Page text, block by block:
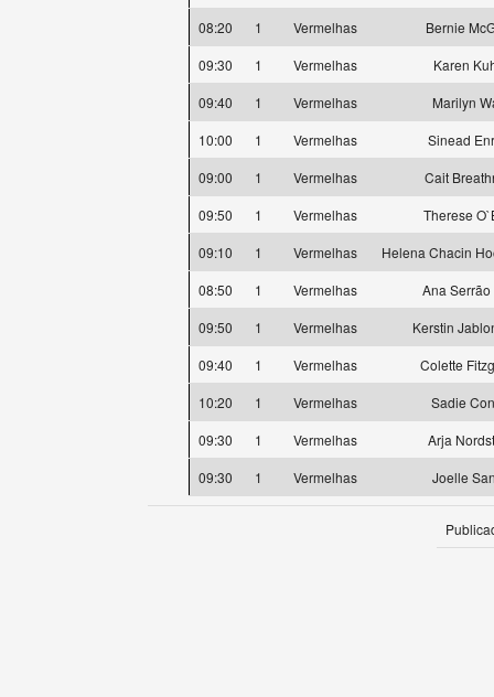
08:20
1 Vermelhas
Bernie
09:30
1 Vermelhas
Karen
09:40
1 Vermelhas
Marilyn
10:00
1 Vermelhas
Sinead
09:00
1 Vermelhas
Cait
09:50
1 Vermelhas
Therese
09:10
1 Vermelhas
Helena Chacin
08:50
1 Vermelhas
Ana Serrão
09:50
1 Vermelhas
Kerstin
09:40
1 Vermelhas
Colette
10:20
1 Vermelhas
Sadie
09:30
1 Vermelhas
Arja
09:30
1 Vermelhas Joelle